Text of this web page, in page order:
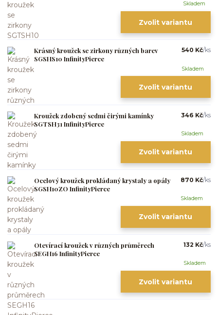
Skladem
Zvolit variantu
Krásný kroužek se zirkony různých barev
SGSHS10 InfinityPierce
540 Kč/ks
Skladem
Zvolit variantu
Kroužek zdobený sedmi čirými kamínky
SGTSH31 InfinityPierce
346 Kč/ks
Skladem
Zvolit variantu
Ocelový kroužek prokládaný krystaly a opály
SGSH10ZO InfinityPierce
870 Kč/ks
Skladem
Zvolit variantu
Otevírací kroužek v různých průměrech
SEGH16 InfinityPierce
132 Kč/ks
Skladem
Zvolit variantu